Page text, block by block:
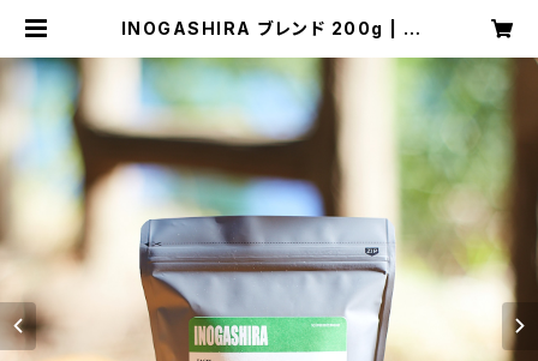
INOGASHIRA ブレンド 200g | S